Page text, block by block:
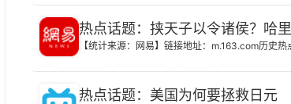
热点话题：挟天子以令诸侯？哈
【统计来源：网易】链接地址：m.163.com历史热
热点话题：美国为何要拯救日元